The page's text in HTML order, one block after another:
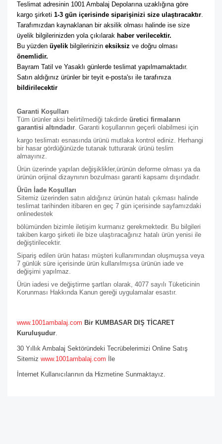
Teslimat adresinin 1001 Ambalaj Depolarına uzaklığına göre
kargo şirketi 1-3 gün içerisinde siparişinizi size ulaştıracaktır.
Tarafımızdan kaynaklanan bir aksilik olması halinde ise size
üyelik bilgilerinizden yola çıkılarak haber verilecektir.
Bu yüzden üyelik bilgilerinizin eksiksiz
önemlidir.
Bayram Tatil ve Yasaklı günlerde teslimat yapılmamaktadır.
Satın aldığınız ürünler bir teyit e-posta'sı ile tarafınıza
bildirilecektir
Garanti Koşulları
Tüm ürünler aksi belirtilmediği takdirde üretici firmaların
garantisi altındadır. Garanti koşullarının geçerli olabilmesi için
kargo teslimatı esnasında ürünü mutlaka kontrol ediniz. Herhangi
bir hasar gördüğünüzde tutanak tutturarak ürünü teslim
almayınız.
Ürün üzerinde yapılan değişiklikler,ürünün deforme olması ya da
ürünün orijinal dizaynının bozulması garanti kapsamı dışındadır.
Ürün İade Koşulları
Sitemiz üzerinden satın aldığınız ürünün hatalı çıkması halinde
teslimat tarihinden itibaren en geç 7 gün içerisinde sayfamızdaki
onlinedestek
bölümünden bizimle iletişim kurmanız gerekmektedir. Bu bilgileri
takiben kargo şirketi ile bize ulaştıracağınız hatalı ürün yenisi ile
değiştirilecektir.
Sipariş edilen ürün hatası müşteri kullanımından oluşmuşsa veya
7 günlük süre içerisinde ürün kullanılmışsa ürünün iade ve
değişimi yapılmaz.
Ürün iadesi ve değiştirme şartları olarak, 4077 sayılı Tüketicinin
Korunması Hakkında Kanun gereği uygulamalar esastır.
www.1001ambalaj.com Bir KUMBASAR DIŞ TİCARET
Kuruluşudur.
30 Yıllık Ambalaj Sektöründeki Tecrübelerimizi Online Satış
Sitemiz www.1001ambalaj.com İle
İnternet Kullanıcılarının da Hizmetine Sunmaktayız.